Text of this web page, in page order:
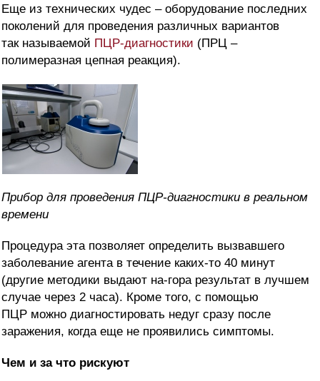
Еще из технических чудес – оборудование последних
поколений для проведения различных вариантов
так называемой ПЦР-диагностики (ПРЦ –
полимеразная цепная реакция).
Прибор для проведения ПЦР-диагностики в реальном
времени
Процедура эта позволяет определить вызвавшего
заболевание агента в течение каких-то 40 минут
(другие методики выдают на-гора результат в лучшем
случае через 2 часа). Кроме того, с помощью
ПЦР можно диагностировать недуг сразу после
заражения, когда еще не проявились симптомы.
Чем и за что рискуют